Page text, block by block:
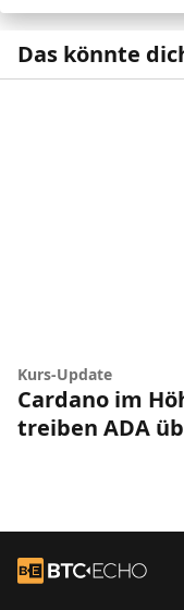
Das könnte
Kurs-Update
Cardano im
treiben ADA
Zur Startseite